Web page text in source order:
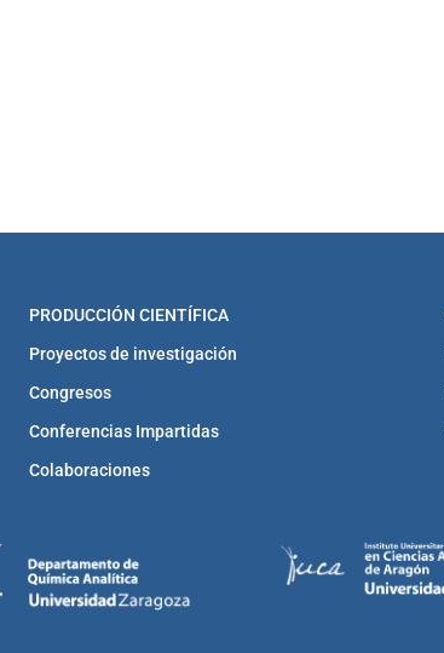
PRODUCCIÓN CIENTÍFICA
Proyectos de investigación
Congresos
Conferencias Impartidas
Colaboraciones